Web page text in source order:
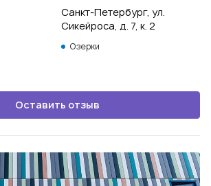
Санкт-Петербург, ул.
Сикейроса, д. 7, к. 2
Озерки
Оставить отзыв